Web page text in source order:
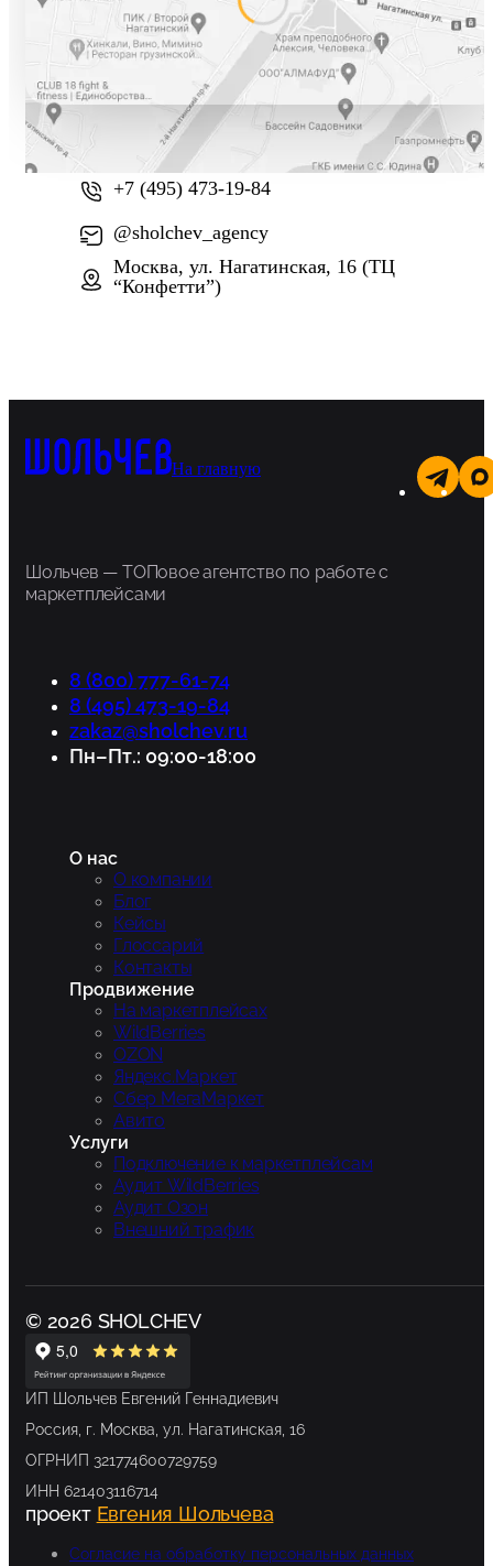
+7 (800) 777-61-74
+7 (495) 473-19-84
@sholchev_agency
Москва, ул. Нагатинская, 16 (ТЦ
“Конфетти”)
На главную
Шольчев — ТОПовое агентство по работе с
маркетплейсами
8 (800) 777-61-74
8 (495) 473-19-84
zakaz@sholchev.ru
Пн–Пт.: 09:00-18:00
О нас
О компании
Блог
Кейсы
Глоссарий
Контакты
Продвижение
На маркетплейсах
WildBerries
OZON
Яндекс.Маркет
Сбер МегаМаркет
Авито
Услуги
Подключение к маркетплейсам
Аудит WildBerries
Аудит Озон
Внешний трафик
© 2026 SHOLCHEV
ИП Шольчев Евгений Геннадиевич
Россия, г. Москва, ул. Нагатинская, 16
ОГРНИП 321774600729759
ИНН 621403116714
проект Евгения Шольчева
Согласие на обработку персональных данных